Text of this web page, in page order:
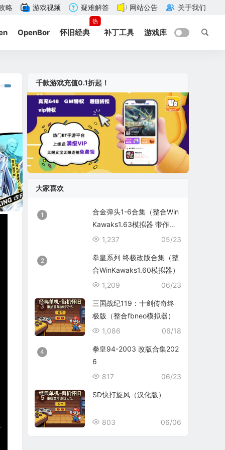
略 游戏视频 疑难解答 网站公告 关于我们
OpenBor 怀旧经典
热
补丁工具 游戏库
千款游戏充值0.1折起！
大家喜欢
1
合金弹头1-6合集（整合Win
Kawaks1.63模拟器 带作弊
码）
05/23
1,237
2
拳皇系列 终极改版合集（整
合WinKawaks1.60模拟器）
06/23
1,209
3
三国战纪119：十剑传奇终
极版（整合fbneo模拟器）
06/18
1,086
4
拳皇94-2003 改版合集202
6
06/23
817
5 SD快打旋风（汉化版）
06/06
803